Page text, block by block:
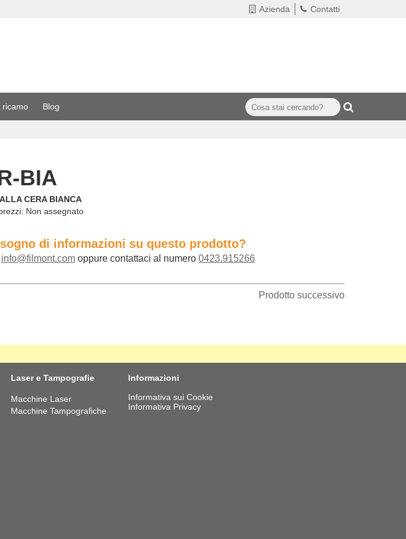
Azienda Contatti
ricamo Blog
BIA
CERA BIANCA
Non assegnato
di informazioni su questo prodotto?
info@filmont.comoppure contattaci al numero 0423.915266
Prodotto successivo
Laser e Tampografie
Macchine Laser
Macchine Tampografiche
Informazioni
Informativa sui Cookie
Informativa Privacy